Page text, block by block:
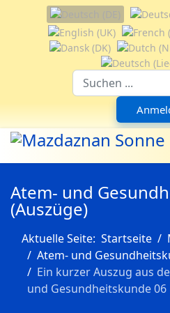
Sprache auswählen
Atem- und
(Auszüge)
Aktuelle Seite: Startseite
Atem- und
Ein kurzer Auszug aus
und Gesundheitskunde 06